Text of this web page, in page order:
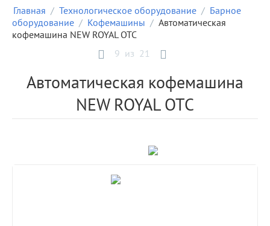
Главная / Технологическое оборудование / Барное
оборудование / Кофемашины / Автоматическая
кофемашина NEW ROYAL OTC
9 из 21
Автоматическая кофемашина
NEW ROYAL OTC